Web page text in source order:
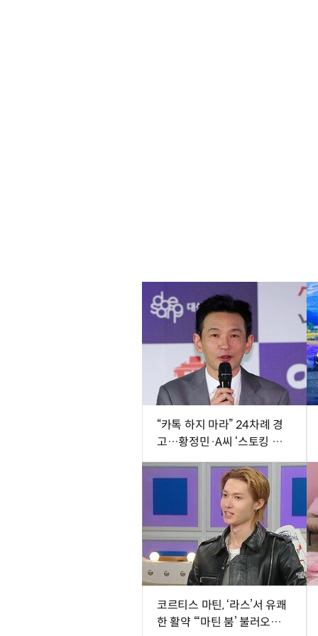
“카톡 하지 마라” 24차례 경
고…황정민·A씨 ‘스토킹 의
혹’ 두고 공방 전면전
코르티스 마틴, ‘라스’서 유쾌
한 활약 “‘마틴 붐’ 불러오겠